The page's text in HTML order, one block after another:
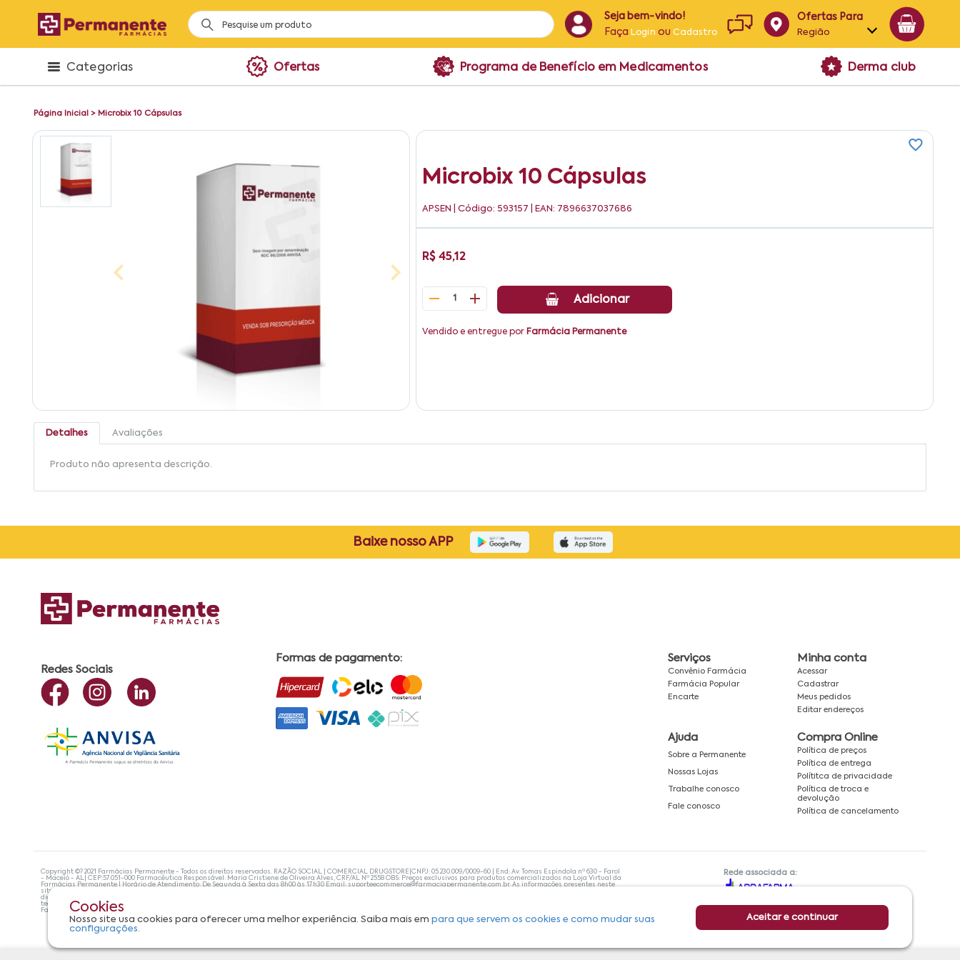
Seja bem-vindo!
Faça Login ouCadastro
Ofertas Para
Região
Alagoas
Categorias Ofertas Programa de Benefício em Medicamentos Derma club
Página Inicial > Microbix 10 Cápsulas
Microbix 10 Cápsulas
APSEN | Código: 593157 | EAN: 7896637037686
R$ 45,12
1 Adicionar
Vendido e entregue por Farmácia Permanente
Detalhes Avaliações
Produto não apresenta descrição.
Cookies
Nosso site usa cookies para oferecer uma melhor experiência. Saiba mais empara que servem os cookies e como mudar suas
configurações.
Aceitar e continuar
Baixe nosso APP
Redes Sociais
Formas de pagamento: Serviços
Convênio Farmácia
Farmácia Popular
Encarte
Minha conta
Acessar
Cadastrar
Meus pedidos
Editar endereços
Ajuda
Sobre a Permanente
Nossas Lojas
Trabalhe conosco
Fale conosco
Compra Online
Política de preços
Política de entrega
Polítitca de privacidade
Política de troca e
devolução
Política de cancelamento
Copyright ©? 2021 Farmácias Permanente - Todos os direitos reservados. RAZÃO SOCIAL | COMERCIAL DRUGSTORE|CNPJ: 05.230.009/0009-60 | End: Av. Tomas Espindola nº 630 - Farol
- Maceió - AL| CEP:57.051-000 Farmacêutica Responsável: Maria Cristiene de Oliveira Alves, CRF/AL Nº 2558 OBS: Preços exclusivos para produtos comercializados na Loja Virtual da
Farmácias Permanente | Horário de Atendimento: De Segunda à Sexta das 8h00 às 17h30 Email: suporteecommerce@farmaciapermanente.com.br. As informações presentes neste
site não devem ser utilizadas para automedicação e, de forma alguma, substituem as orientações de um profissional da área médica. Apenas o médico está capacitado para
diagnosticar problemas de saúde e prescrever o tratamento adequado. Se os sintomas persistirem, um médico deve ser consultado. A Farmácia Permanente trabalha com as
tecnologias mais avançadas de proteção de dados, para que você possa realizar suas compras com tranquilidade. A privacidade e a segurança dos clientes são compromissos da
Farmácias Permanente. Todos os pedidos efetuados estão sujeitos à confirmação da disponibilidade de produto em nosso estoque.
Rede associada a: